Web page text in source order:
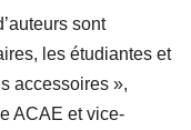
sont
les étudiantes et
accessoires »,
ACAE et vice-